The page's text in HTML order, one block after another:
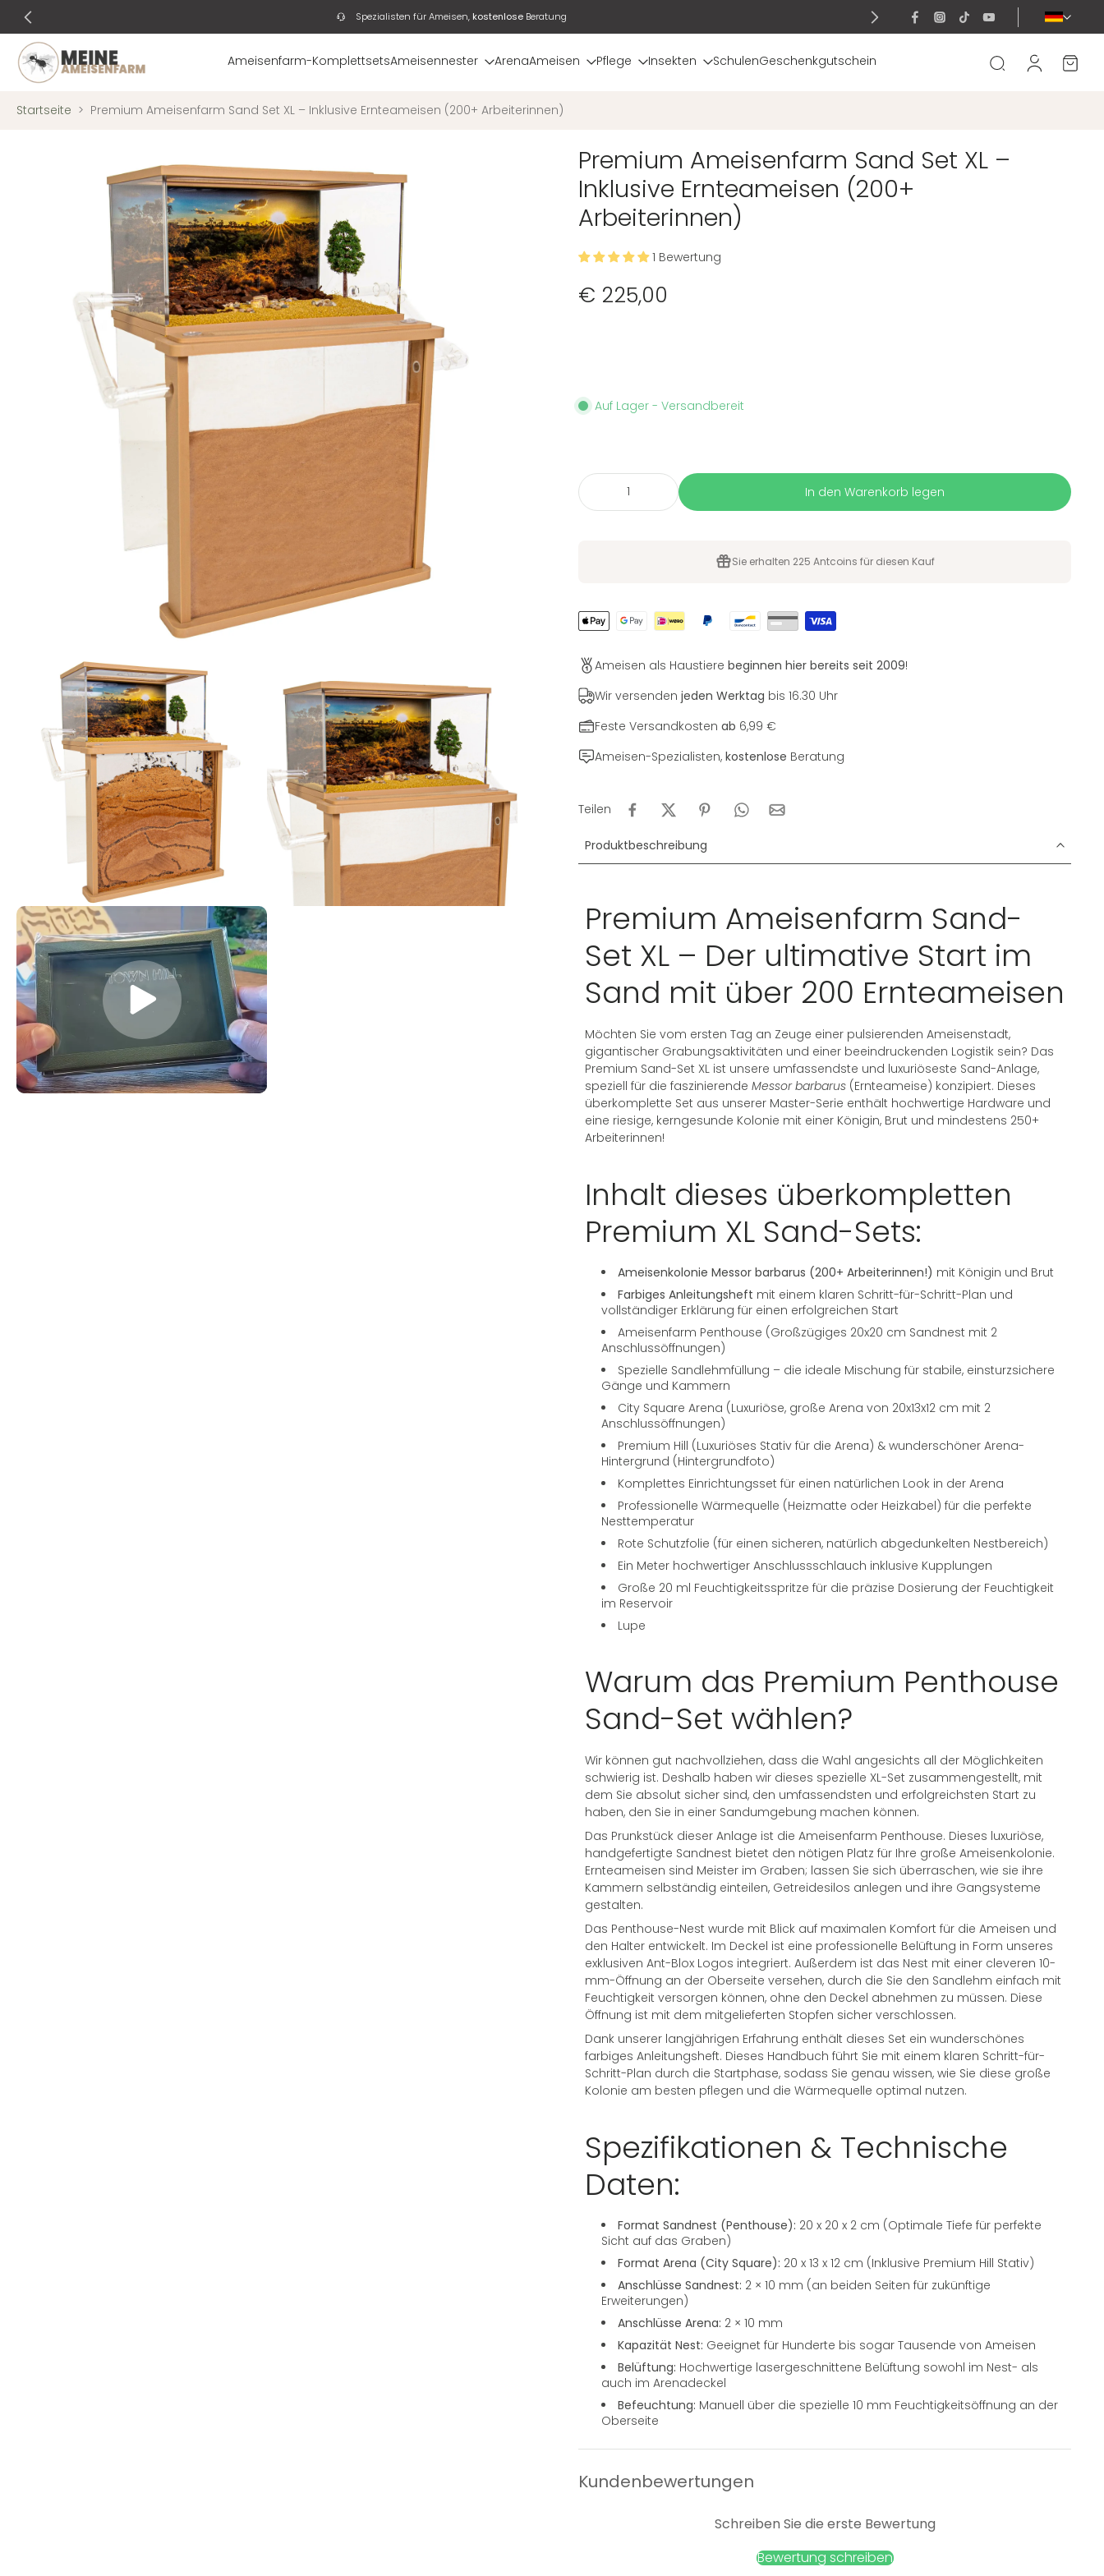
Zum
Inhalt
springen
Spezialisten für Ameisen, kostenlose Beratung
Ameisenfarm-KomplettsetsAmeisennester ArenaAmeisen Pflege Insekten SchulenGeschenkgutschein
Startseite > Premium Ameisenfarm Sand Set XL – Inklusive Ernteameisen (200+ Arbeiterinnen)
Produktinformationen
Premium Ameisenfarm Sand Set XL –
Inklusive Ernteameisen (200+
Arbeiterinnen)
1 Bewertung
€ 225,00
Auf Lager - Versandbereit
In den Warenkorb legen
Sie erhalten 225 Antcoins für diesen Kauf
Ameisen als Haustiere beginnen hier bereits seit 2009!
Wir versenden jeden Werktag bis 16.30 Uhr
Feste Versandkosten ab 6,99 €
Ameisen-Spezialisten, kostenlose Beratung
Teilen
Produktbeschreibung
Premium Ameisenfarm Sand-
Set XL – Der ultimative Start im
Sand mit über 200 Ernteameisen
Möchten Sie vom ersten Tag an Zeuge einer pulsierenden Ameisenstadt,
gigantischer Grabungsaktivitäten und einer beeindruckenden Logistik sein? Das
Premium Sand-Set XL ist unsere umfassendste und luxuriöseste Sand-Anlage,
speziell für die faszinierende Messor barbarus (Ernteameise) konzipiert. Dieses
überkomplette Set aus unserer Master-Serie enthält hochwertige Hardware und
eine riesige, kerngesunde Kolonie mit einer Königin, Brut und mindestens 250+
Arbeiterinnen!
Inhalt dieses überkompletten
Premium XL Sand-Sets:
Ameisenkolonie Messor barbarus (200+ Arbeiterinnen!) mit Königin und Brut
Farbiges Anleitungsheft mit einem klaren Schritt-für-Schritt-Plan und
vollständiger Erklärung für einen erfolgreichen Start
Ameisenfarm Penthouse (Großzügiges 20x20 cm Sandnest mit 2
Anschlussöffnungen)
Spezielle Sandlehmfüllung – die ideale Mischung für stabile, einsturzsichere
Gänge und Kammern
City Square Arena (Luxuriöse, große Arena von 20x13x12 cm mit 2
Anschlussöffnungen)
Premium Hill (Luxuriöses Stativ für die Arena) & wunderschöner Arena-
Hintergrund (Hintergrundfoto)
Komplettes Einrichtungsset für einen natürlichen Look in der Arena
Professionelle Wärmequelle (Heizmatte oder Heizkabel) für die perfekte
Nesttemperatur
Rote Schutzfolie (für einen sicheren, natürlich abgedunkelten Nestbereich)
Ein Meter hochwertiger Anschlussschlauch inklusive Kupplungen
Große 20 ml Feuchtigkeitsspritze für die präzise Dosierung der Feuchtigkeit
im Reservoir
Lupe
Warum das Premium Penthouse
Sand-Set wählen?
Wir können gut nachvollziehen, dass die Wahl angesichts all der Möglichkeiten
schwierig ist. Deshalb haben wir dieses spezielle XL-Set zusammengestellt, mit
dem Sie absolut sicher sind, den umfassendsten und erfolgreichsten Start zu
haben, den Sie in einer Sandumgebung machen können.
Das Prunkstück dieser Anlage ist die Ameisenfarm Penthouse. Dieses luxuriöse,
handgefertigte Sandnest bietet den nötigen Platz für Ihre große Ameisenkolonie.
Ernteameisen sind Meister im Graben; lassen Sie sich überraschen, wie sie ihre
Kammern selbständig einteilen, Getreidesilos anlegen und ihre Gangsysteme
gestalten.
Das Penthouse-Nest wurde mit Blick auf maximalen Komfort für die Ameisen und
den Halter entwickelt. Im Deckel ist eine professionelle Belüftung in Form unseres
exklusiven Ant-Blox Logos integriert. Außerdem ist das Nest mit einer cleveren 10-
mm-Öffnung an der Oberseite versehen, durch die Sie den Sandlehm einfach mit
Feuchtigkeit versorgen können, ohne den Deckel abnehmen zu müssen. Diese
Öffnung ist mit dem mitgelieferten Stopfen sicher verschlossen.
Dank unserer langjährigen Erfahrung enthält dieses Set ein wunderschönes
farbiges Anleitungsheft. Dieses Handbuch führt Sie mit einem klaren Schritt-für-
Schritt-Plan durch die Startphase, sodass Sie genau wissen, wie Sie diese große
Kolonie am besten pflegen und die Wärmequelle optimal nutzen.
Spezifikationen & Technische
Daten:
Format Sandnest (Penthouse): 20 x 20 x 2 cm (Optimale Tiefe für perfekte
Sicht auf das Graben)
Format Arena (City Square): 20 x 13 x 12 cm (Inklusive Premium Hill Stativ)
Anschlüsse Sandnest: 2 × 10 mm (an beiden Seiten für zukünftige
Erweiterungen)
Anschlüsse Arena: 2 × 10 mm
Kapazität Nest: Geeignet für Hunderte bis sogar Tausende von Ameisen
Belüftung: Hochwertige lasergeschnittene Belüftung sowohl im Nest- als
auch im Arenadeckel
Befeuchtung: Manuell über die spezielle 10 mm Feuchtigkeitsöffnung an der
Oberseite
Kundenbewertungen
Schreiben Sie die erste Bewertung
Bewertung schreiben